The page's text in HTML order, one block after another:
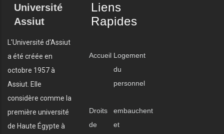
Université
Assiut
L'Université d'Assiut
a été créée en
octobre 1957 à
Assiut. Elle
considère comme la
première université
de Haute Égypte à
Liens
Rapides
Accueil Logement
du
personnel
Droits
de
embauchent
et